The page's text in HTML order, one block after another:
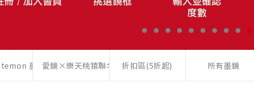
墨鏡愛鏡×樂天桃猿聯名墨鏡折扣區(5折起) 所有墨鏡